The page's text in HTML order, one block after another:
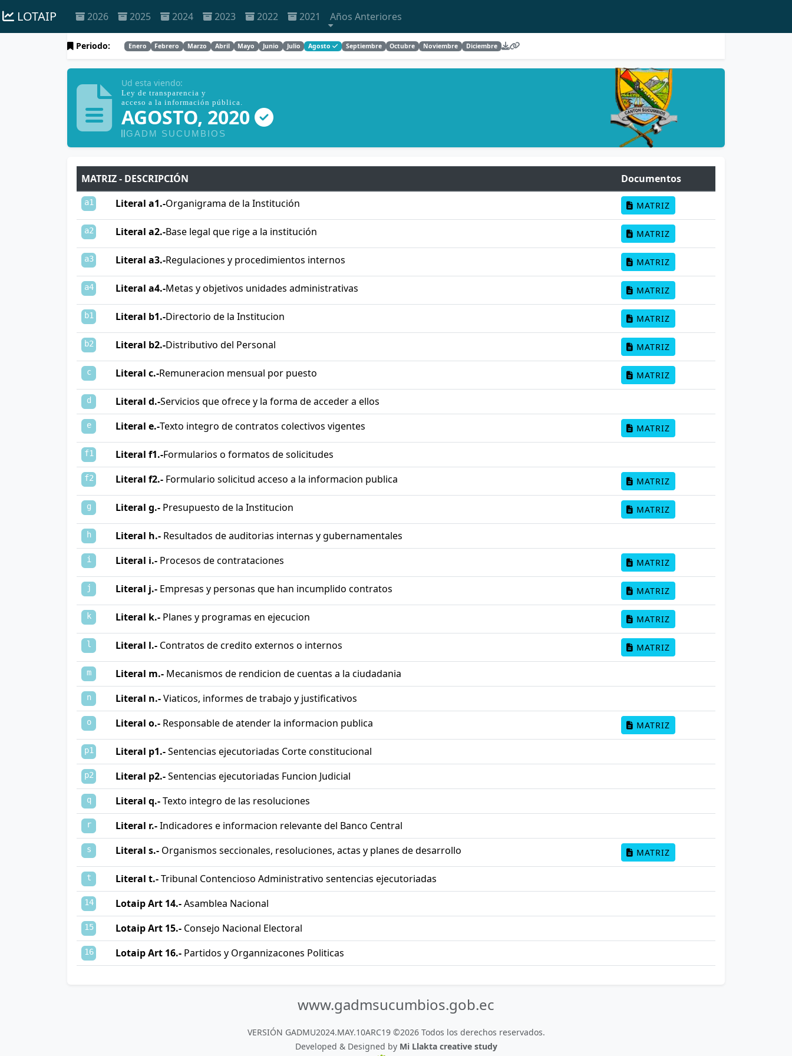
LOTAIP 2026 2025 2024 2023 2022 2021 Años Anteriores
Periodo: Enero Febrero Marzo Abril Mayo Junio Julio Agosto Septiembre Octubre Noviembre Diciembre
Ud esta viendo:
Ley de transparencia y
acceso a la información pública.
AGOSTO, 2020
GADM SUCUMBIOS
MATRIZ - DESCRIPCIÓN Documentos
a1 Literal a1.-Organigrama de la Institución MATRIZ
a2 Literal a2.-Base legal que rige a la institución MATRIZ
a3 Literal a3.-Regulaciones y procedimientos internos MATRIZ
a4 Literal a4.-Metas y objetivos unidades administrativas MATRIZ
b1 Literal b1.-Directorio de la Institucion MATRIZ
b2 Literal b2.-Distributivo del Personal MATRIZ
c Literal c.-Remuneracion mensual por puesto MATRIZ
d Literal d.-Servicios que ofrece y la forma de acceder a ellos
e Literal e.-Texto integro de contratos colectivos vigentes MATRIZ
f1 Literal f1.-Formularios o formatos de solicitudes
f2 Literal f2.- Formulario solicitud acceso a la informacion publica MATRIZ
g Literal g.- Presupuesto de la Institucion MATRIZ
h Literal h.- Resultados de auditorias internas y gubernamentales
i Literal i.- Procesos de contrataciones MATRIZ
j Literal j.- Empresas y personas que han incumplido contratos MATRIZ
k Literal k.- Planes y programas en ejecucion MATRIZ
l Literal l.- Contratos de credito externos o internos MATRIZ
m Literal m.- Mecanismos de rendicion de cuentas a la ciudadania
n Literal n.-Viaticos, informes de trabajo y justificativos
o Literal o.- Responsable de atender la informacion publica MATRIZ
p1 Literal p1.-Sentencias ejecutoriadas Corte constitucional
p2 Literal p2.-Sentencias ejecutoriadas Funcion Judicial
q Literal q.-Texto integro de las resoluciones
r Literal r.-Indicadores e informacion relevante del Banco Central
s Literal s.- Organismos seccionales, resoluciones, actas y planes de desarrollo MATRIZ
t Literal t.-Tribunal Contencioso Administrativo sentencias ejecutoriadas
14 Lotaip Art 14.-Asamblea Nacional
15 Lotaip Art 15.- Consejo Nacional Electoral
16 Lotaip Art 16.- Partidos y Organnizacones Politicas
www.gadmsucumbios.gob.ec
VERSIÓN GADMU2024.MAY.10ARC19 ©2026 Todos los derechos reservados.
Developed & Designed by Mi Llakta creative study